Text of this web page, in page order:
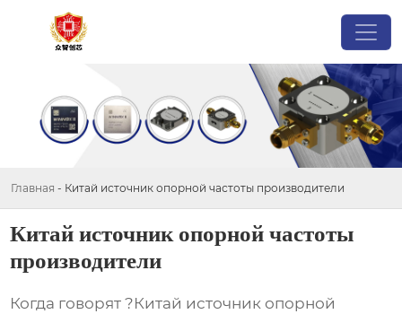
Главная - Китай источник опорной частоты производители
Китай источник опорной частоты
производители
Когда говорят ?Китай источник опорной